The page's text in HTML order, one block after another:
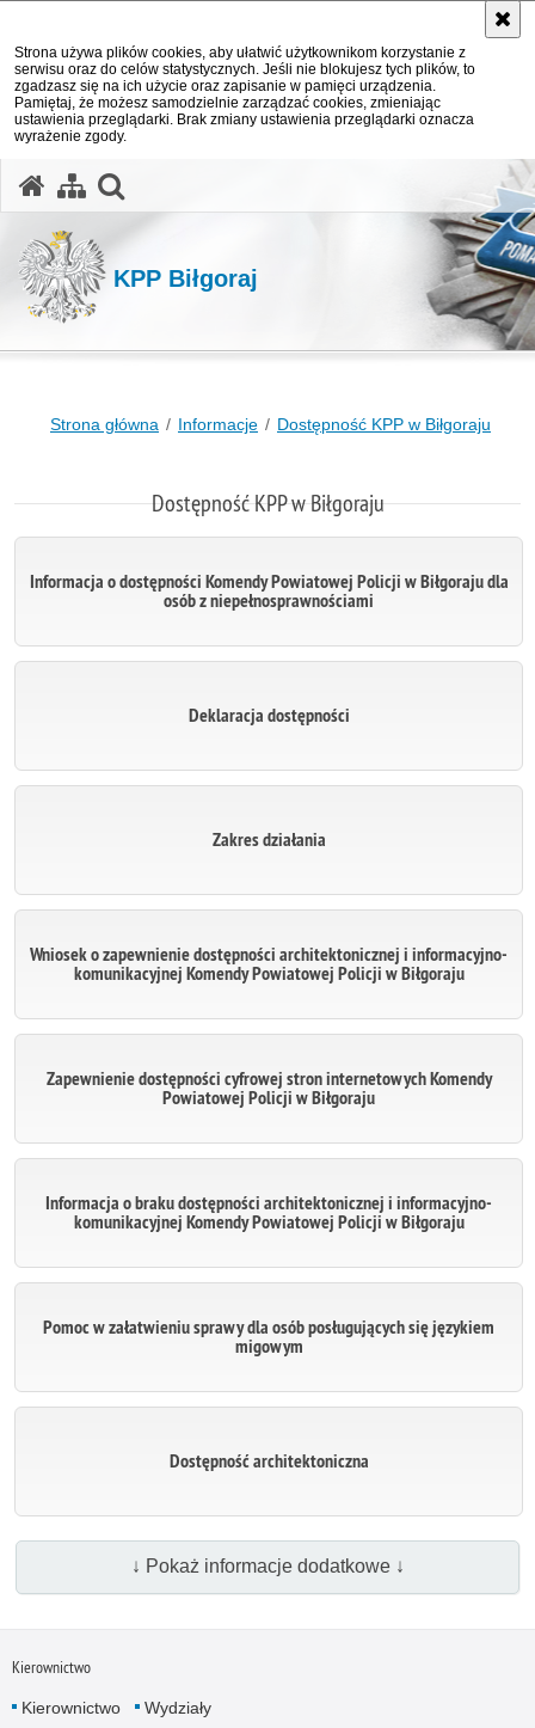
Strona używa plików cookies, aby ułatwić użytkownikom korzystanie z
serwisu oraz do celów statystycznych. Jeśli nie blokujesz tych plików, to
zgadzasz się na ich użycie oraz zapisanie w pamięci urządzenia.
Pamiętaj, że możesz samodzielnie zarządzać cookies, zmieniając
ustawienia przeglądarki. Brak zmiany ustawienia przeglądarki oznacza
wyrażenie zgody.
KPP Biłgoraj
Strona główna Informacje Dostępność KPP w Biłgoraju
Dostępność KPP w Biłgoraju
Informacja o dostępności Komendy Powiatowej Policji w Biłgoraju dla
osób z niepełnosprawnościami
Deklaracja dostępności
Zakres działania
Wniosek o zapewnienie dostępności architektonicznej i informacyjno-
komunikacyjnej Komendy Powiatowej Policji w Biłgoraju
Zapewnienie dostępności cyfrowej stron internetowych Komendy
Powiatowej Policji w Biłgoraju
Informacja o braku dostępności architektonicznej i informacyjno-
komunikacyjnej Komendy Powiatowej Policji w Biłgoraju
Pomoc w załatwieniu sprawy dla osób posługujących się językiem
migowym
Dostępność architektoniczna
↓ Pokaż informacje dodatkowe ↓
Kierownictwo
Kierownictwo Wydziały